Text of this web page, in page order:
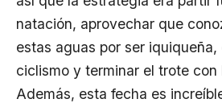
natación, aprovechar que
estas aguas por ser
ciclismo y terminar el trote con
Además, esta fecha es